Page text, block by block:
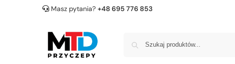
Masz pytania? +48 695 776 853